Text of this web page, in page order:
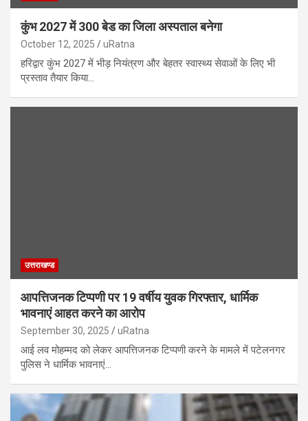
कुंभ 2027 में 300 बेड का जिला अस्पताल बनेगा
October 12, 2025 uRatna
हरिद्वार कुंभ 2027 में भीड़ नियंत्रण और बेहतर स्वास्थ्य सेवाओं के लिए भी
प्रस्ताव तैयार किया…
उत्तराखण्ड
आपत्तिजनक टिप्पणी पर 19 वर्षीय युवक गिरफ्तार, धार्मिक
भावनाएं आहत करने का आरोप
September 30, 2025 uRatna
आई लव मोहम्मद को लेकर आपत्तिजनक टिप्पणी करने के मामले में पटेलनगर
पुलिस ने धार्मिक भावनाएं…